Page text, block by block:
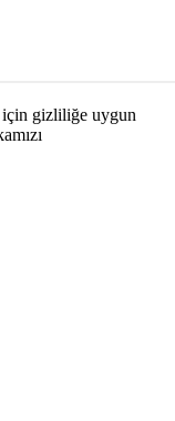
için gizliliğe uygun